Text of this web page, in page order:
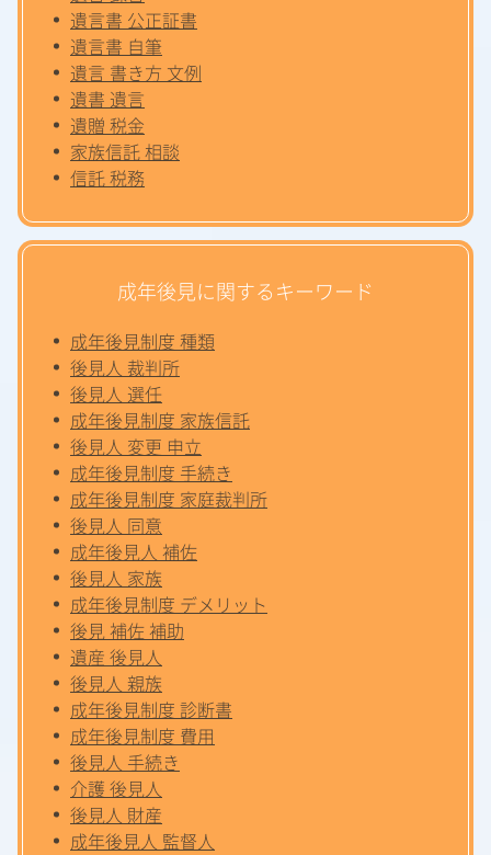
遺言書 公正証書
遺言書 自筆
遺言 書き方 文例
遺書 遺言
遺贈 税金
家族信託 相談
信託 税務
成年後見に関するキーワード
成年後見制度 種類
後見人 裁判所
後見人 選任
成年後見制度 家族信託
後見人 変更 申立
成年後見制度 手続き
成年後見制度 家庭裁判所
後見人 同意
成年後見人 補佐
後見人 家族
成年後見制度 デメリット
後見 補佐 補助
遺産 後見人
後見人 親族
成年後見制度 診断書
成年後見制度 費用
後見人 手続き
介護 後見人
後見人 財産
成年後見人 監督人